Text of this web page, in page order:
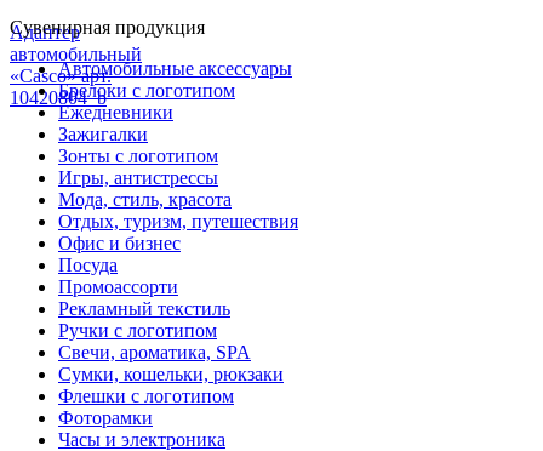
Адаптер
автомобильный
«Casco» арт.
10420804_b
Сувенирная продукция
Автомобильные аксессуары
Брелоки с логотипом
Ежедневники
Зажигалки
Зонты с логотипом
Игры, антистрессы
Мода, стиль, красота
Отдых, туризм, путешествия
Офис и бизнес
Посуда
Промоассорти
Рекламный текстиль
Ручки с логотипом
Свечи, ароматика, SPA
Сумки, кошельки, рюкзаки
Флешки с логотипом
Фоторамки
Часы и электроника